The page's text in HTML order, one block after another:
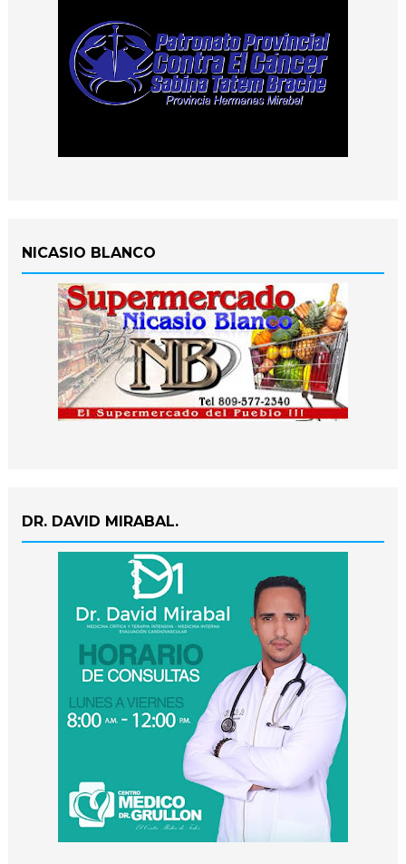
NICASIO BLANCO
DR. DAVID MIRABAL.